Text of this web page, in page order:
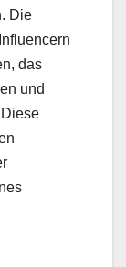
Die
das
und